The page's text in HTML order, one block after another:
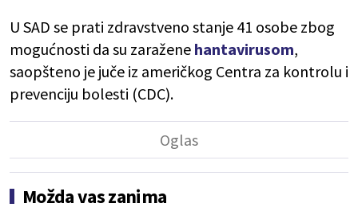
U SAD se prati zdravstveno stanje 41 osobe zbog
mogućnosti da su zaražene hantavirusom,
saopšteno je juče iz američkog Centra za kontrolu i
prevenciju bolesti (CDC).
Možda vas zanima